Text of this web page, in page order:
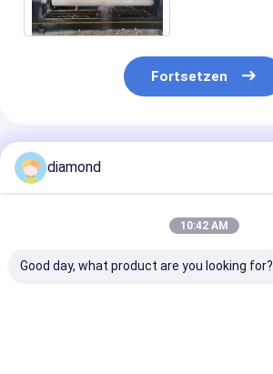
Fortsetzen
Empfohlene Produkte
diamond
10:42 AM
Good day, what product are you looking for?